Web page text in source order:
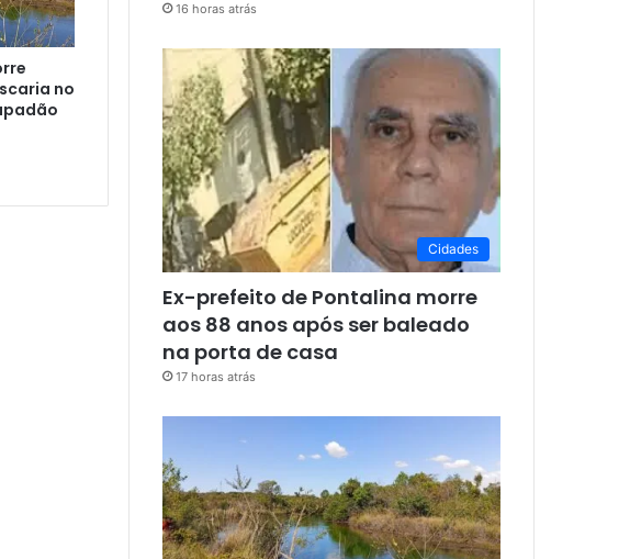
no
16 horas atrás
Cidades
Ex-prefeito de Pontalina morre
aos 88 anos após ser baleado
na porta de casa
17 horas atrás